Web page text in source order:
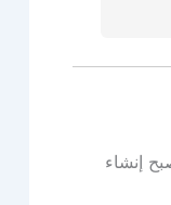
إنشاء